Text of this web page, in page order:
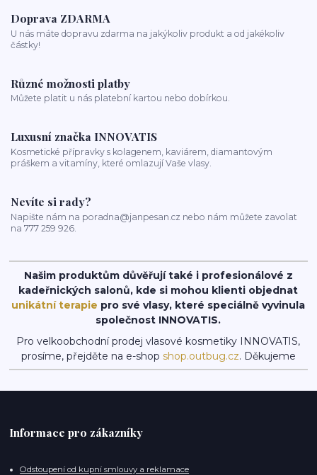
ionizace při fénování
Doprava ZDARMA
U nás máte dopravu zdarma na jakýkoliv produkt a od jakékoliv
částky!
Různé možnosti platby
Můžete platit u nás platební kartou nebo dobírkou.
Luxusní značka INNOVATIS
Kosmetické přípravky s kolagenem, kaviárem, diamantovým
práškem a vitamíny, které omlazují Vaše vlasy.
Nevíte si rady?
Napište nám na poradna@janpesan.cz nebo nám můžete zavolat
na 777 259 926.
Našim produktům důvěřují také i profesionálové z
kadeřnických salonů, kde si mohou klienti objednat
unikátní terapie pro své vlasy, které speciálně vyvinula
společnost INNOVATIS.
Pro velkoobchodní prodej vlasové kosmetiky INNOVATIS,
prosíme, přejděte na e-shop shop.outbug.cz. Děkujeme
Informace pro zákazníky
Odstoupení od kupní smlouvy a reklamace